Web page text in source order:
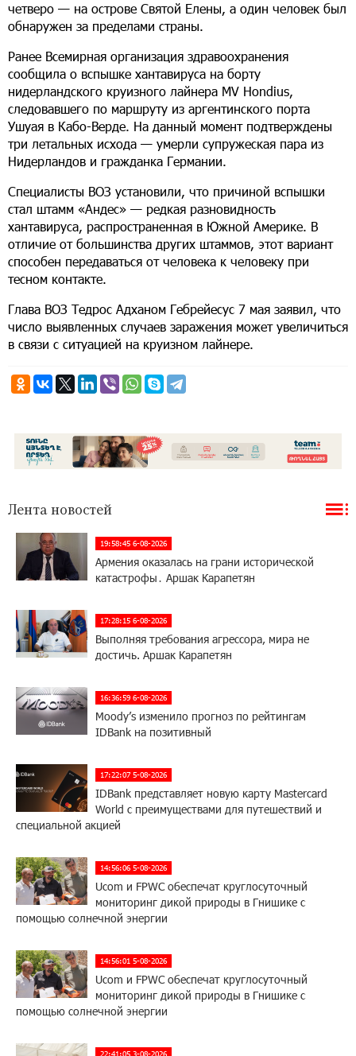
четверо — на острове Святой Елены, а один человек был
обнаружен за пределами страны.
Ранее Всемирная организация здравоохранения
сообщила о вспышке хантавируса на борту
нидерландского круизного лайнера MV Hondius,
следовавшего по маршруту из аргентинского порта
Ушуая в Кабо-Верде. На данный момент подтверждены
три летальных исхода — умерли супружеская пара из
Нидерландов и гражданка Германии.
Специалисты ВОЗ установили, что причиной вспышки
стал штамм «Андес» — редкая разновидность
хантавируса, распространенная в Южной Америке. В
отличие от большинства других штаммов, этот вариант
способен передаваться от человека к человеку при
тесном контакте.
Глава ВОЗ Тедрос Адханом Гебрейесус 7 мая заявил, что
число выявленных случаев заражения может увеличиться
в связи с ситуацией на круизном лайнере.
Лента новостей
19:58:45 6-08-2026
Армения оказалась на грани исторической
катастрофы․ Аршак Карапетян
17:28:15 6-08-2026
Выполняя требования агрессора, мира не
достичь. Аршак Карапетян
16:36:59 6-08-2026
Moody’s изменило прогноз по рейтингам
IDBank на позитивный
17:22:07 5-08-2026
IDBank представляет новую карту Mastercard
World с преимуществами для путешествий и
специальной акцией
14:56:06 5-08-2026
Ucom и FPWC обеспечат круглосуточный
мониторинг дикой природы в Гнишике с
помощью солнечной энергии
14:56:01 5-08-2026
Ucom и FPWC обеспечат круглосуточный
мониторинг дикой природы в Гнишике с
помощью солнечной энергии
22:41:05 3-08-2026